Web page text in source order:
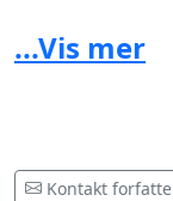
og kulturmiljøer
...Vis mer
Kontakt